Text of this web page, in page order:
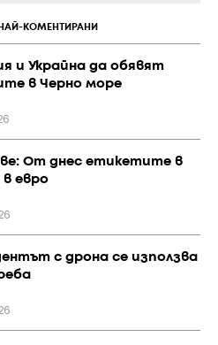
НАЙ-КОМЕНТИРАНИ
и Украйна да обявят
в Черно море
От днес етикетите в
в евро
с дрона се използва